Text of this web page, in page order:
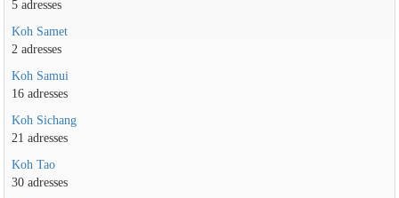
5 adresses
Koh Samet
2 adresses
Koh Samui
16 adresses
Koh Sichang
21 adresses
Koh Tao
30 adresses